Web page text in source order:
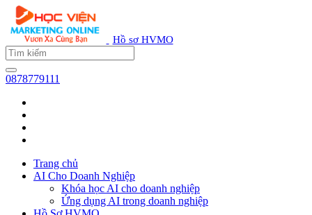
Hồ sơ HVMO
0878779111
Trang chủ
AI Cho Doanh Nghiệp
Khóa học AI cho doanh nghiệp
Ứng dụng AI trong doanh nghiệp